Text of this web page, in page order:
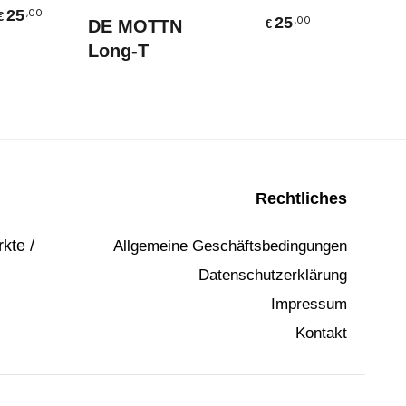
25,00
DE MOTTN
Long-T
€ 25,00
/
Rechtliches
Allgemeine Geschäftsbedingungen
Datenschutzerklärung
Impressum
Kontakt